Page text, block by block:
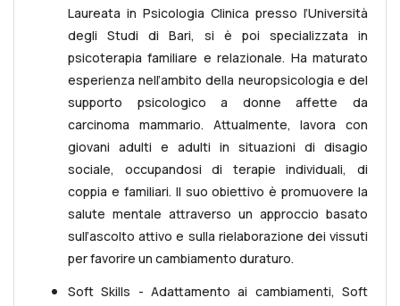
Laureata in Psicologia Clinica presso l’Università
degli Studi di Bari, si è poi specializzata in
psicoterapia familiare e relazionale. Ha maturato
esperienza nell’ambito della neuropsicologia e del
supporto psicologico a donne affette da
carcinoma mammario. Attualmente, lavora con
giovani adulti e adulti in situazioni di disagio
sociale, occupandosi di terapie individuali, di
coppia e familiari. Il suo obiettivo è promuovere la
salute mentale attraverso un approccio basato
sull’ascolto attivo e sulla rielaborazione dei vissuti
per favorire un cambiamento duraturo.
Soft Skills - Adattamento ai cambiamenti, Soft